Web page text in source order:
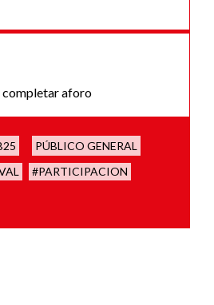
completar aforo
PÚBLICO GENERAL
#PARTICIPACION